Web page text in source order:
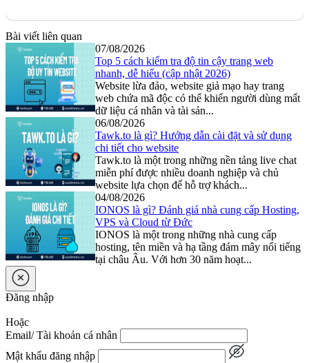
Bài viết liên quan
07/08/2026
Top 5 cách kiểm tra độ tin cậy trang web
nhanh, dễ hiểu (cập nhật 2026)
Website lừa đảo, website giả mạo hay trang
web chứa mã độc có thể khiến người dùng mất
dữ liệu cá nhân và tài sản...
06/08/2026
Tawk.to là gì? Hướng dẫn cài đặt và sử dụng
chi tiết cho website
Tawk.to là một trong những nền tảng live chat
miễn phí được nhiều doanh nghiệp và chủ
website lựa chọn để hỗ trợ khách...
04/08/2026
IONOS là gì? Đánh giá nhà cung cấp Hosting,
VPS và Cloud từ Đức
IONOS là một trong những nhà cung cấp
hosting, tên miền và hạ tầng đám mây nổi tiếng
tại châu Âu. Với hơn 30 năm hoạt...
Đăng nhập
Hoặc
Email/ Tài khoản cá nhân
Mật khẩu đăng nhập